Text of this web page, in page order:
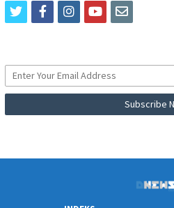
twitterfacebookinstagram
youtubeemail